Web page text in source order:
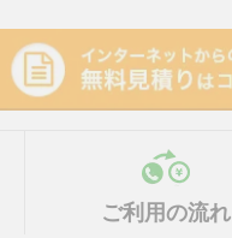
ご利用の流れ